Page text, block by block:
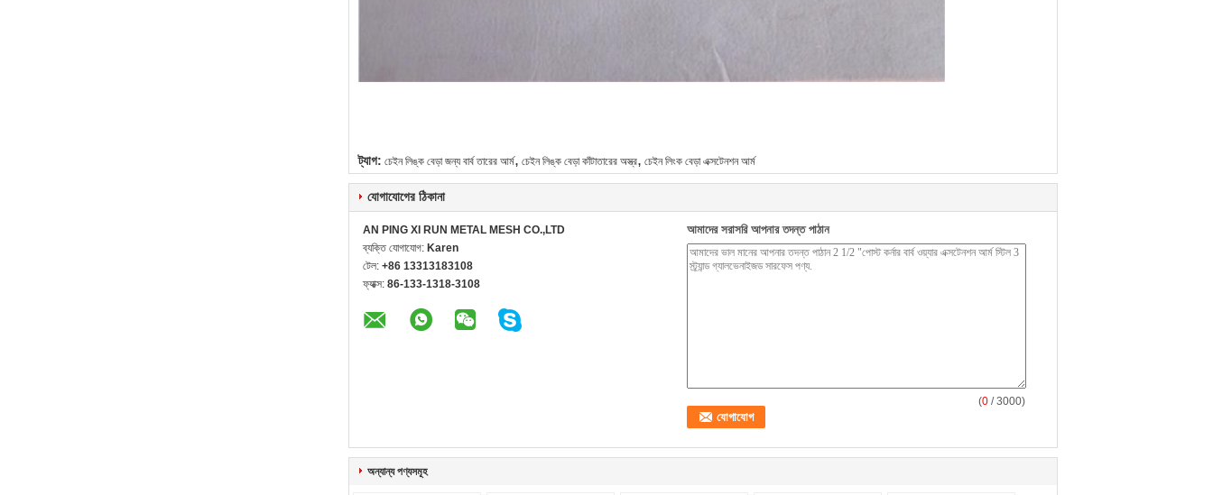
ট্যাগ: চেইন লিঙ্ক বেড়া জন্য বার্ব তারের আর্ম, চেইন লিঙ্ক বেড়া কাঁটাতারের অস্ত্র, চেইন লিংক বেড়া এক্সটেনশন আর্ম
যোগাযোগের ঠিকানা
AN PING XI RUN METAL MESH CO.,LTD
ব্যক্তি যোগাযোগ: Karen
টেল: +86 13313183108
ফ্যাক্স: 86-133-1318-3108
আমাদের সরাসরি আপনার তদন্ত পাঠান
(0 / 3000)
অন্যান্য পণ্যসমূহ